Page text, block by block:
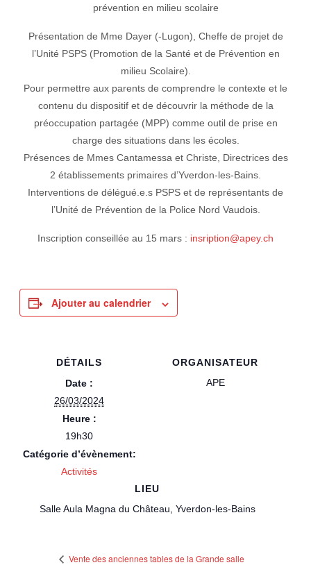
prévention en milieu scolaire
Présentation de Mme Dayer (-Lugon), Cheffe de projet de
l’Unité PSPS (Promotion de la Santé et de Prévention en
milieu Scolaire).
Pour permettre aux parents de comprendre le contexte et le
contenu du dispositif et de découvrir la méthode de la
préoccupation partagée (MPP) comme outil de prise en
charge des situations dans les écoles.
Présences de Mmes Cantamessa et Christe, Directrices des
2 établissements primaires d’Yverdon-les-Bains.
Interventions de délégué.e.s PSPS et de représentants de
l’Unité de Prévention de la Police Nord Vaudois.
Inscription conseillée au 15 mars : insription@apey.ch
Ajouter au calendrier
DÉTAILS
Date :
26/03/2024
Heure :
19h30
Catégorie d’évènement:
Activités
LIEU
Salle Aula Magna du Château, Yverdon-les-Bains
ORGANISATEUR
APE
Vente des anciennes tables de la Grande salle